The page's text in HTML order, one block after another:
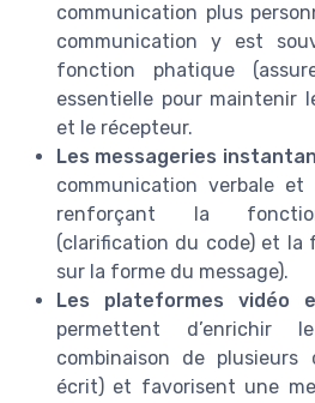
communication plus
communication y est
fonction phatique
essentielle pour maintenir
et le récepteur.
Les messageries
communication verbale
renforçant la
(clarification du code) et
sur la forme du message).
Les plateformes vidéo
permettent d’enrichir
combinaison de plusieurs
écrit) et favorisent une